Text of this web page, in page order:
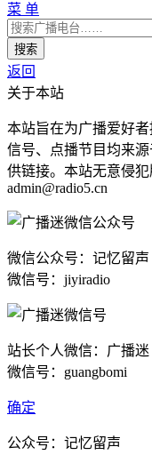
菜 单
返回
关于本站
本站旨在为广播爱好
信号、点播节目均来
供链接。本站无意侵犯
admin@radio5.cn
微信公众号：记忆留声
微信号：jiyiradio
站长个人微信：广播迷
微信号：guangbomi
确定
公众号：记忆留声